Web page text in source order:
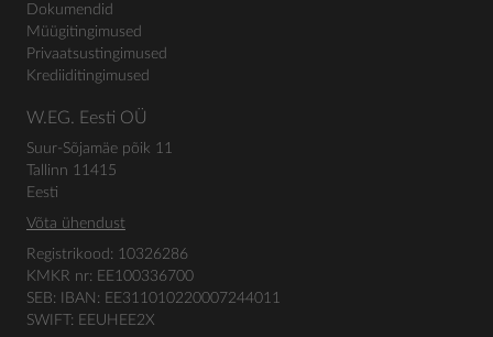
Dokumendid
Müügitingimused
Privaatsustingimused
Krediiditingimused
W.EG. Eesti OÜ
Suur-Sõjamäe põik 11
Tallinn 11415
Eesti
Võta ühendust
Registrikood: 10326286
KMKR nr: EE100336700
SEB: IBAN: EE311010220007244011
SWIFT: EEUHEE2X